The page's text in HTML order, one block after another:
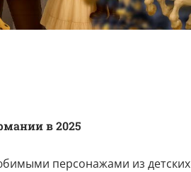
в 2025
персонажами из детских